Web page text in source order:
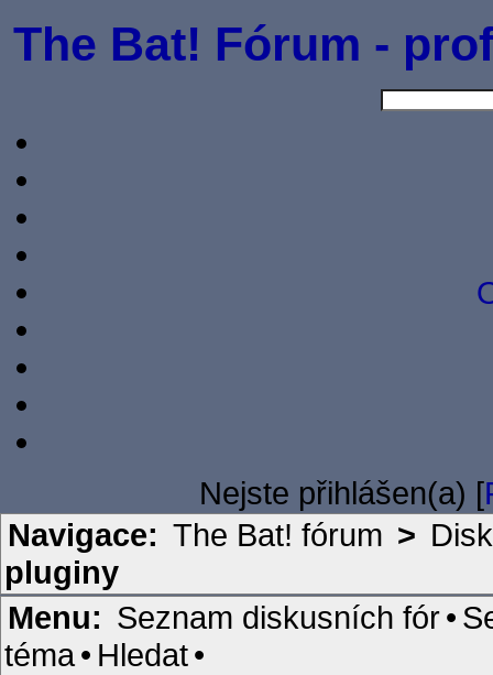
The Bat! Fórum -
Nejste přihlášen(a) [
Navigace: The Bat! fórum >
pluginy
Menu: Seznam diskusních fór•
téma• Hledat•